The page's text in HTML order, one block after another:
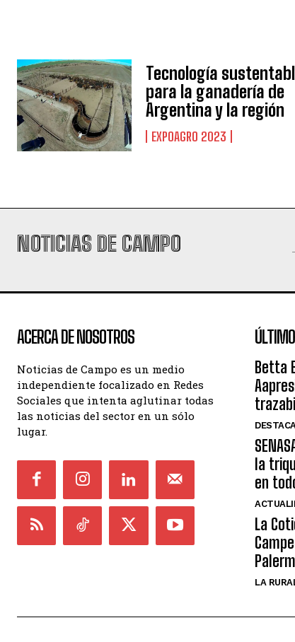
Tecnología
para la ganadería de
Argentina y la región
EXPOAGRO 2023
NOTICIAS DE CAMPO
ACERCA DE NOSOTROS
Noticias de Campo es un medio
independiente focalizado en Redes
Sociales que intenta aglutinar todas
las noticias del sector en un sólo
lugar.
Betta
la
en
La
LA